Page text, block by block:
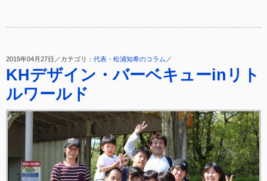
2015年04月27日／カテゴリ： 代表・松浦知希のコラム ／
KHデザイン・バーベキューinリト
ルワールド